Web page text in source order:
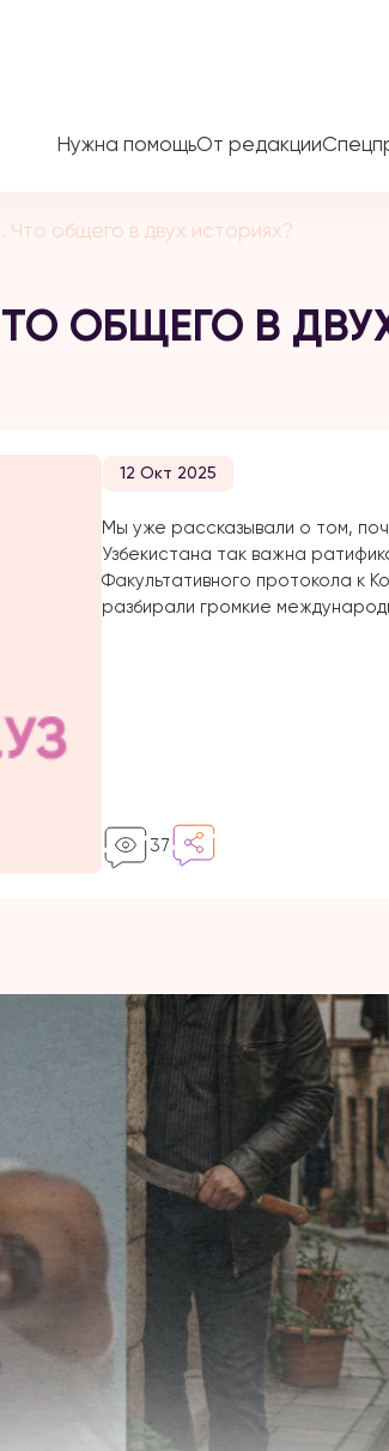
Нужна помощьОт редакции
общего в двух историях?
ОБЩЕГО В
12 Окт 2025
Мы уже рассказывали о том,
Узбекистана так важна
Факультативного протокола к
разбирали громкие
37